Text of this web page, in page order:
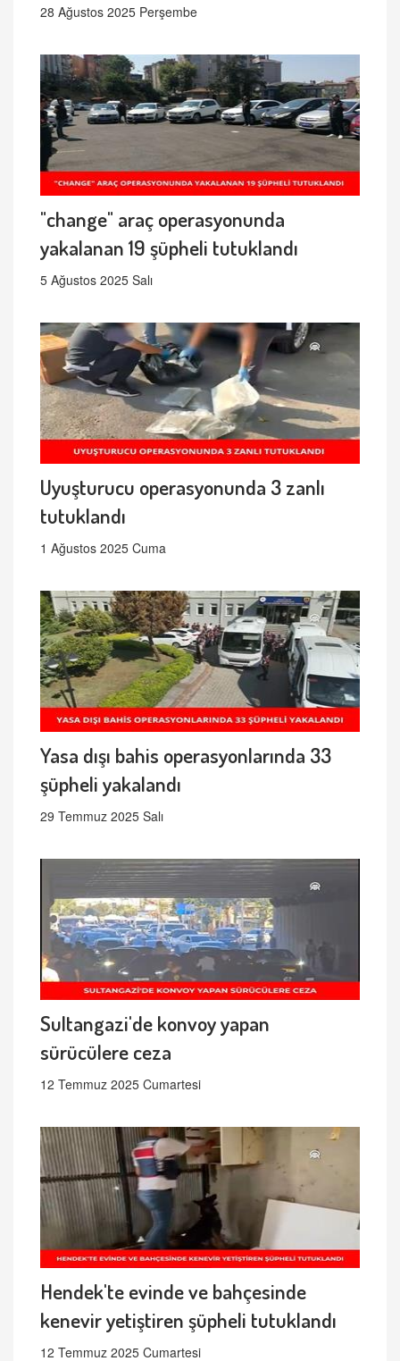
28 Ağustos 2025 Perşembe
"change" araç operasyonunda
yakalanan 19 şüpheli tutuklandı
5 Ağustos 2025 Salı
Uyuşturucu operasyonunda 3 zanlı
tutuklandı
1 Ağustos 2025 Cuma
Yasa dışı bahis operasyonlarında 33
şüpheli yakalandı
29 Temmuz 2025 Salı
Sultangazi'de konvoy yapan
sürücülere ceza
12 Temmuz 2025 Cumartesi
Hendek'te evinde ve bahçesinde
kenevir yetiştiren şüpheli tutuklandı
12 Temmuz 2025 Cumartesi